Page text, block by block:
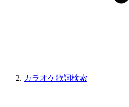
カラオケ歌詞検索